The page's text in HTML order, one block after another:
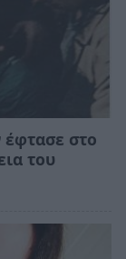
στο
του